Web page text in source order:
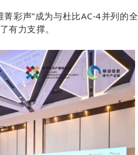
彩声”成为与杜比AC-4并列的全
有力支撑。